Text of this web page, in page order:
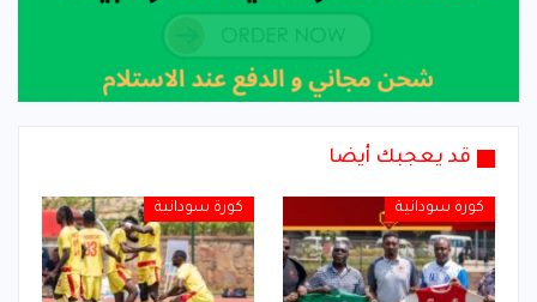
قد يعجبك أيضا
كورة سودانية كورة سودانية